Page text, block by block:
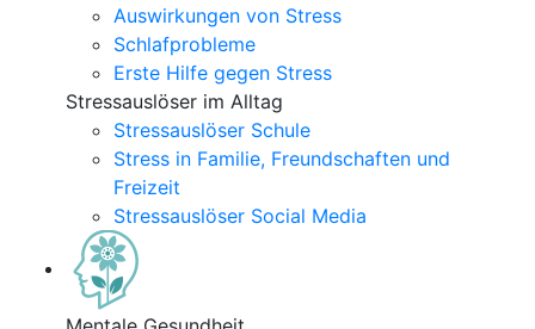
Auswirkungen von Stress
Schlafprobleme
Erste Hilfe gegen Stress
Stressauslöser im Alltag
Stressauslöser Schule
Stress in Familie, Freundschaften und
Freizeit
Stressauslöser Social Media